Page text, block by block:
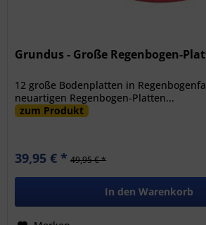
Grundus - Große Regenbogen-
12 große Bodenplatten in
neuartigen Regenbogen-Platten...
zum Produkt
39,95 € * 49,95 € *
In den Warenkorb